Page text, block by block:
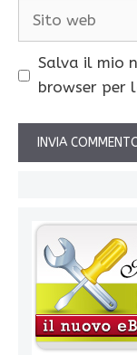
Sito
Salva il mio
browser per